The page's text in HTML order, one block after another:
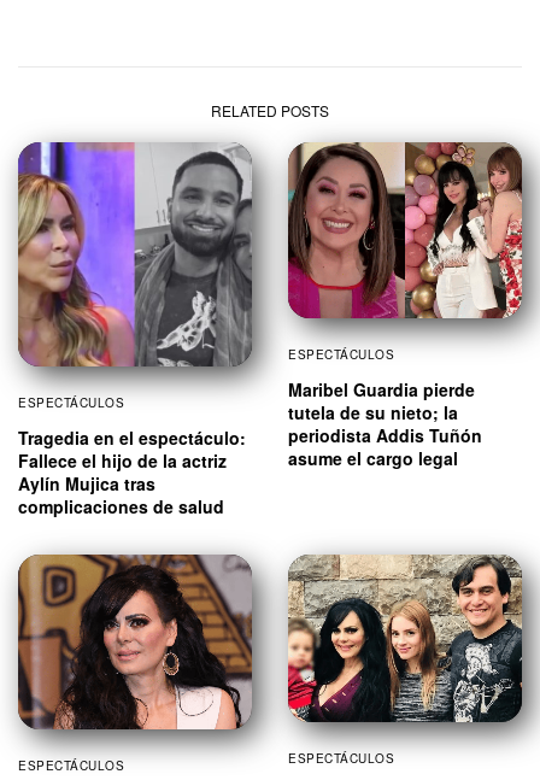
RELATED POSTS
ESPECTÁCULOS
Tragedia en el espectáculo:
Fallece el hijo de la actriz
Aylín Mujica tras
complicaciones de salud
ESPECTÁCULOS
Maribel Guardia pierde
tutela de su nieto; la
periodista Addis Tuñón
asume el cargo legal
ESPECTÁCULOS ESPECTÁCULOS